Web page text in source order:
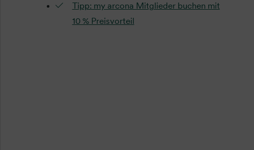
Tipp: my arcona Mitglieder buchen mit
10 % Preisvorteil